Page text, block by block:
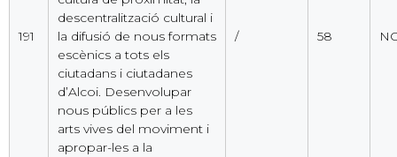
191
descentralització cultural i
la difusió de nous formats
escènics a tots els
ciutadans i ciutadanes
d’Alcoi. Desenvolupar
nous públics per a les
arts vives del moviment i
apropar-les a la
/ 58